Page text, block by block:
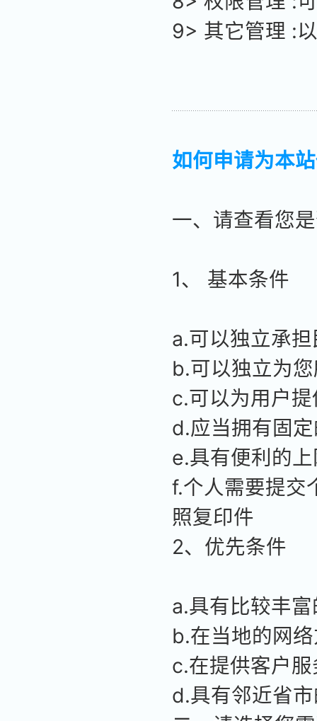
9> 其它管理 :
如何申请为本
一、请查看您
1、 基本条件
a.可以独立承
b.可以独立为
c.可以为用户
d.应当拥有固
e.具有便利的
f.个人需要提交
照复印件
2、优先条件
a.具有比较丰
b.在当地的网
c.在提供客户
d.具有邻近省